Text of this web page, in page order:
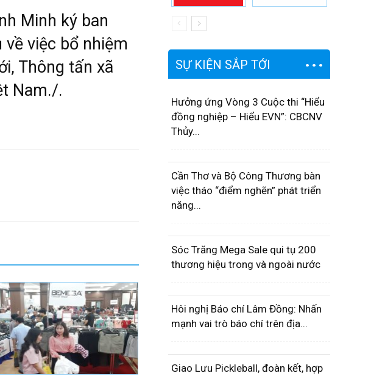
Minh ký ban
việc bổ nhiệm
Thông tấn xã
Nam./.
SỰ KIỆN SẮP TỚI
Hưởng ứng Vòng 3 Cuộc thi “Hiểu
đồng nghiệp – Hiểu EVN”: CBCNV
Thủy...
Cần Thơ và Bộ Công Thương bàn
việc tháo “điểm nghẽn” phát triển
năng...
Sóc Trăng Mega Sale qui tụ 200
thương hiệu trong và ngoài nước
Hôi nghị Báo chí Lâm Đồng: Nhấn
mạnh vai trò báo chí trên địa...
Giao Lưu Pickleball, đoàn kết, hợp